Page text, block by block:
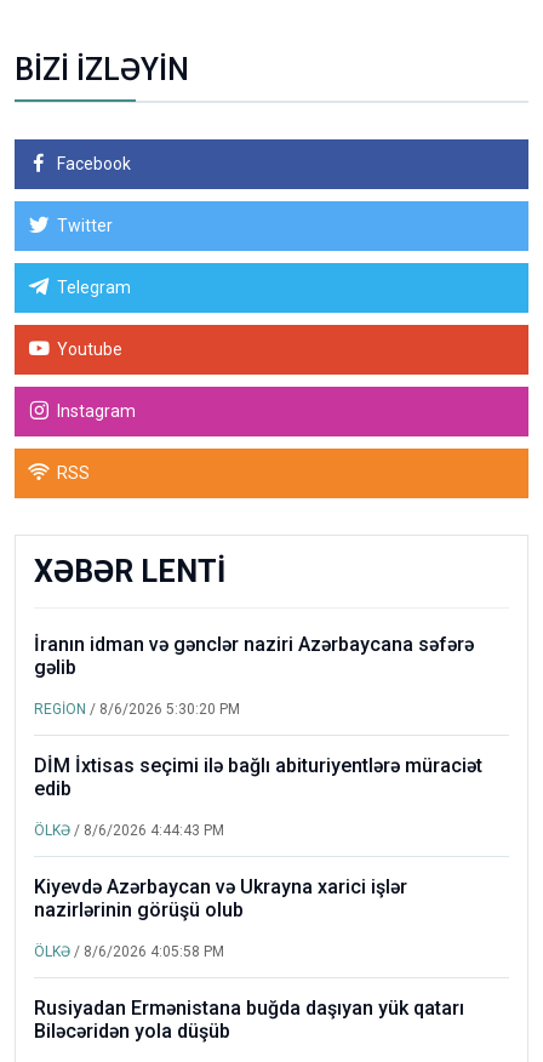
BİZİ İZLƏYİN
Facebook
Twitter
Telegram
Youtube
Instagram
RSS
XƏBƏR LENTİ
İranın idman və gənclər naziri Azərbaycana səfərə
gəlib
REGİON / 8/6/2026 5:30:20 PM
DİM İxtisas seçimi ilə bağlı abituriyentlərə müraciət
edib
ÖLKƏ / 8/6/2026 4:44:43 PM
Kiyevdə Azərbaycan və Ukrayna xarici işlər
nazirlərinin görüşü olub
ÖLKƏ / 8/6/2026 4:05:58 PM
Rusiyadan Ermənistana buğda daşıyan yük qatarı
Biləcəridən yola düşüb